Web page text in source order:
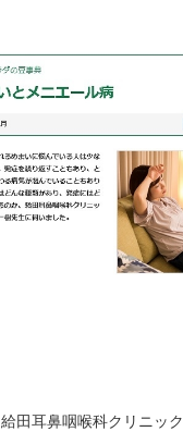
給田耳鼻咽喉科クリニック